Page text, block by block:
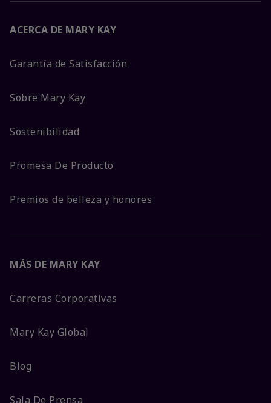
ACERCA DE MARY KAY
Garantía de Satisfacción
Sobre Mary Kay
Sostenibilidad
Promesa De Producto
Premios de belleza y honores
MÁS DE MARY KAY
Carreras Corporativas
Mary Kay Global
Blog
Sala De Prensa